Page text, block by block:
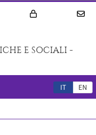
E SOCIALI -
IT EN